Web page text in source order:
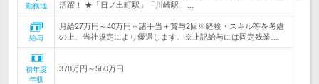
勤務地
活躍！ ★「日ノ出町駅」「川崎駅」…
給与
月給27万円～40万円＋諸手当＋賞与2回※経験・スキル等を考慮
の上、当社規定により優遇します。※上記給与には固定残業…
初年度
年収
378万円～560万円